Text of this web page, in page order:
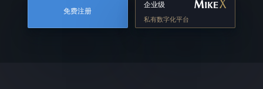
免费注册
企业级
私有数字化平台